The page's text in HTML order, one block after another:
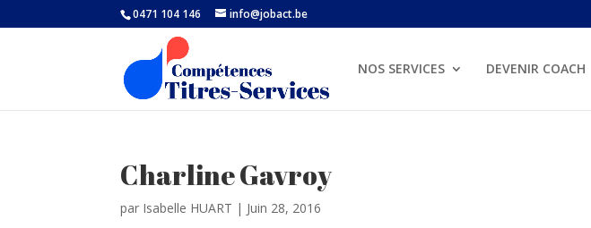
0471 104 146 info@jobact.be
NOS SERVICES DEVENIR COACH
Charline Gavroy
par Isabelle HUART | Juin 28, 2016